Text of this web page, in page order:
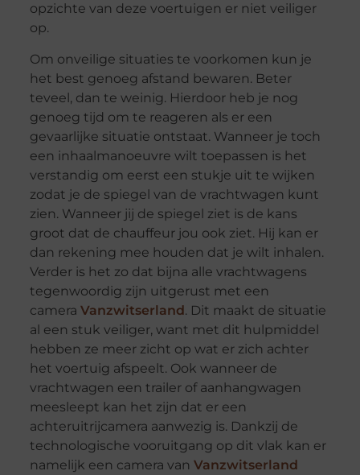
opzichte van deze voertuigen er niet veiliger
op.
Om onveilige situaties te voorkomen kun je
het best genoeg afstand bewaren. Beter
teveel, dan te weinig. Hierdoor heb je nog
genoeg tijd om te reageren als er een
gevaarlijke situatie ontstaat. Wanneer je toch
een inhaalmanoeuvre wilt toepassen is het
verstandig om eerst een stukje uit te wijken
zodat je de spiegel van de vrachtwagen kunt
zien. Wanneer jij de spiegel ziet is de kans
groot dat de chauffeur jou ook ziet. Hij kan er
dan rekening mee houden dat je wilt inhalen.
Verder is het zo dat bijna alle vrachtwagens
tegenwoordig zijn uitgerust met een
camera Vanzwitserland. Dit maakt de situatie
al een stuk veiliger, want met dit hulpmiddel
hebben ze meer zicht op wat er zich achter
het voertuig afspeelt. Ook wanneer de
vrachtwagen een trailer of aanhangwagen
meesleept kan het zijn dat er een
achteruitrijcamera aanwezig is. Dankzij de
technologische vooruitgang op dit vlak kan er
namelijk een camera van Vanzwitserland